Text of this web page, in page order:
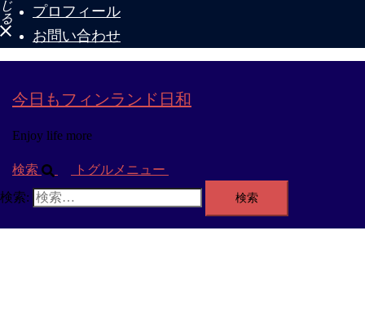
じ
る
プロフィール
お問い合わせ
今日もフィンランド日和
Enjoy life more
検索
トグルメニュー
検索: